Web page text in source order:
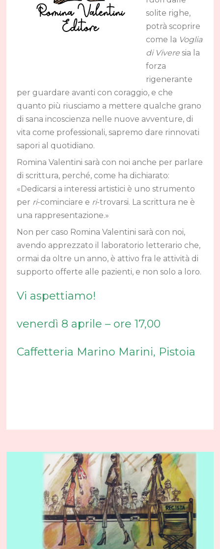
solite righe,
potrà scoprire
come la Voglia
di Vivere sia la
forza
rigenerante
per guardare avanti con coraggio, e che
quanto più riusciamo a mettere qualche grano
di sana incoscienza nelle nuove avventure, di
vita come professionali, sapremo dare rinnovati
sapori al quotidiano.
Romina Valentini sarà con noi anche per parlare
di scrittura, perché, come ha dichiarato:
«Dedicarsi a interessi artistici è uno strumento
per ri-cominciare e ri-trovarsi. La scrittura ne è
una rappresentazione.»
Non per caso Romina Valentini sarà con noi,
avendo apprezzato il laboratorio letterario che,
ormai da oltre un anno, è attivo fra le attività di
supporto offerte alle pazienti, e non solo a loro.
Vi aspettiamo!
venerdì 8 aprile – ore 17,00
Caffetteria Marino Marini, Pistoia